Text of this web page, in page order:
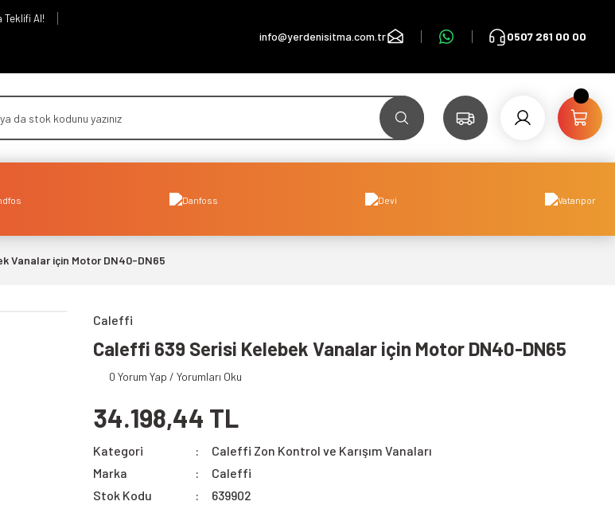
Teklifi Al!
info@yerdenisitma.com.tr 0507 261 00 00
Vanalar için Motor DN40-DN65
Caleffi
Caleffi 639 Serisi Kelebek Vanalar için Motor DN40-DN65
0 Yorum Yap / Yorumları Oku
34.198,44 TL
Kategori
Caleffi Zon Kontrol ve Karışım Vanaları
Marka
Caleffi
Stok Kodu
639902